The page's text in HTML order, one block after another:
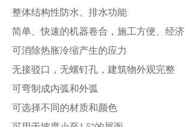
整体结构性防水、排水功能
简单、快速的机器卷合，施工方便、经济
可消除热胀冷缩产生的应力
无接驳口，无螺钉孔，建筑物外观完整
可弯制成内弧和外弧
可选择不同的材质和颜色